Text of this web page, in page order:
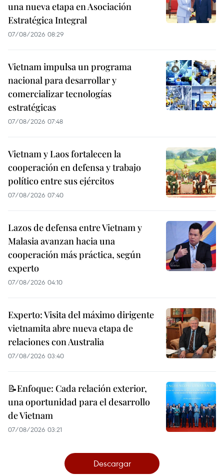
una nueva etapa en Asociación
Estratégica Integral
07/08/2026 08:29
Vietnam impulsa un programa
nacional para desarrollar y
comercializar tecnologías
estratégicas
07/08/2026 07:48
Vietnam y Laos fortalecen la
cooperación en defensa y trabajo
político entre sus ejércitos
07/08/2026 07:40
Lazos de defensa entre Vietnam y
Malasia avanzan hacia una
cooperación más práctica, según
experto
07/08/2026 04:10
Experto: Visita del máximo dirigente
vietnamita abre nueva etapa de
relaciones con Australia
07/08/2026 03:40
📝Enfoque: Cada relación exterior,
una oportunidad para el desarrollo
de Vietnam
07/08/2026 03:21
Descargar